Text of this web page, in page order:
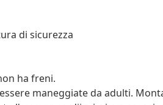
di sicurezza
ha freni.
maneggiate da adulti.